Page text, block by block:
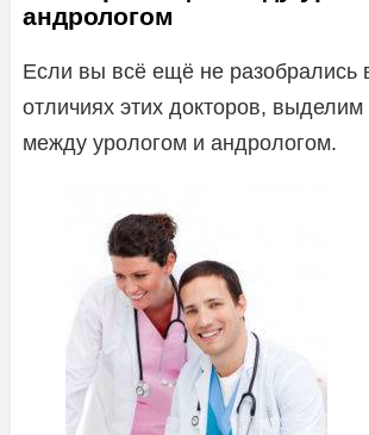
андрологом
Если вы всё ещё не разобрались
отличиях этих докторов, выделим
между урологом и андрологом.